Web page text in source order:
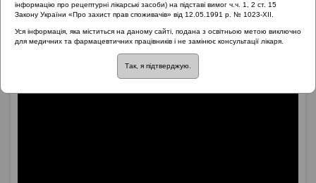
Як працює система
кохлеарної імплантації
інформацію про рецептурні лікарські засоби) на підставі вимог ч.ч. 1, 2 ст. 15
Закону України «Про захист прав споживачів» від 12.05.1991 р. № 1023-XII.
Уся інформація, яка міститься на даному сайті, подана з освітньою метою виключно
для медичних та фармацевтичних працівників і не замінює консультації лікаря.
Так, я підтверджую.